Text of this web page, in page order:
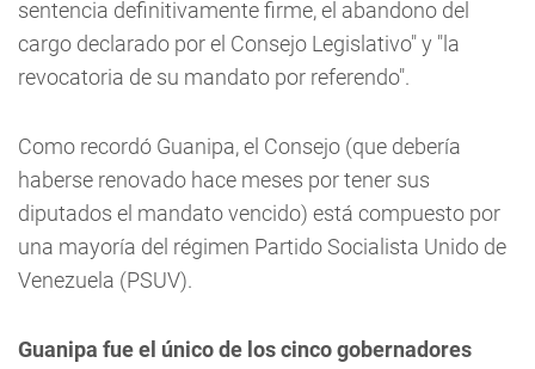
sentencia definitivamente firme, el abandono del
cargo declarado por el Consejo Legislativo" y "la
revocatoria de su mandato por referendo".
Como recordó Guanipa, el Consejo (que debería
haberse renovado hace meses por tener sus
diputados el mandato vencido) está compuesto por
una mayoría del régimen Partido Socialista Unido de
Venezuela (PSUV).
Guanipa fue el único de los cinco gobernadores